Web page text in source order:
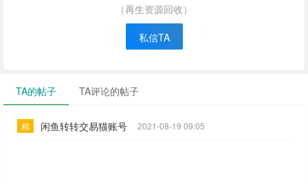
（再生资源回收）
私信TA
TA的帖子 TA评论的帖子
精 闲鱼转转交易猫账号 2021-08-19 09:05